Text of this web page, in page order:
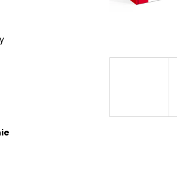
/ SMD
Pôvodne:€245